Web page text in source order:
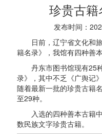
珍贵古籍
发布时间：
日前，辽宁省文化和旅
籍名录》，我馆有四种善
丹东市图书馆现有25种
录》，其中不乏《广舆记
随着最新一批的珍贵古籍
至29种。
入选的四种善本古籍中
数民族文字珍贵古籍。